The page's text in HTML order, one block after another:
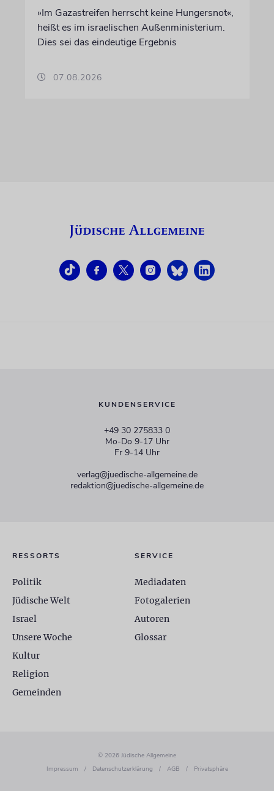
»Im Gazastreifen herrscht keine Hungersnot«,
heißt es im israelischen Außenministerium.
Dies sei das eindeutige Ergebnis
07.08.2026
KUNDENSERVICE
+49 30 275833 0
Mo-Do 9-17 Uhr
Fr 9-14 Uhr
verlag@juedische-allgemeine.de
redaktion@juedische-allgemeine.de
RESSORTS
Politik
Jüdische Welt
Israel
Unsere Woche
Kultur
Religion
Gemeinden
SERVICE
Mediadaten
Fotogalerien
Autoren
Glossar
© 2026 Jüdische Allgemeine
Impressum
/ Datenschutzerklärung / AGB / Privatsphäre